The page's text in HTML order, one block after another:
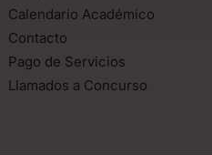
Calendario Académico
Contacto
Pago de Servicios
Llamados a Concurso